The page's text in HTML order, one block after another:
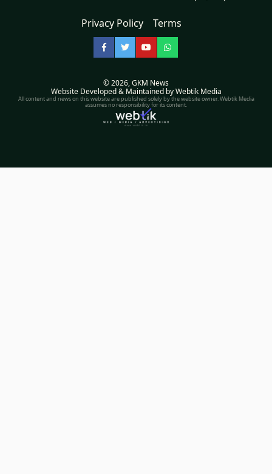
Privacy Policy Terms
Facebook
TwitterYouTubeWhatsApp
© 2026,GKM News
Website Developed & Maintained by Webtik Media
All content and news on this website are published solely by the website owner. Webtik Media
assumes no responsibility for its content.